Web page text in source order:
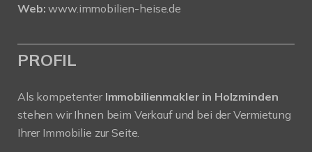
Web: www.immobilien-heise.de
PROFIL
Als kompetenter Immobilienmakler in Holzminden
stehen wir Ihnen beim Verkauf und bei der Vermietung
Ihrer Immobilie zur Seite.